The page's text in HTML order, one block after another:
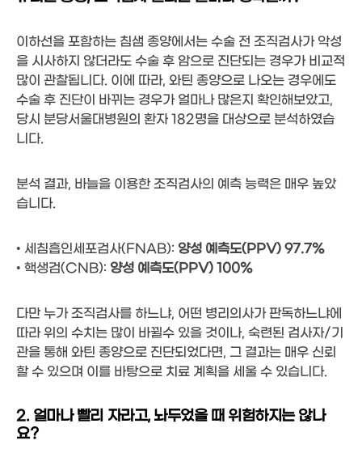
이하선을 포함하는 침샘 종양에서는 수술 전 조직검사가 악성
을 시사하지 않더라도 수술 후 암으로 진단되는 경우가 비교적
많이 관찰됩니다. 이에 따라, 와틴 종양으로 나오는 경우에도
수술 후 진단이 바뀌는 경우가 얼마나 많은지 확인해보았고,
당시 분당서울대병원의 환자 182명을 대상으로 분석하였습
니다.
분석 결과, 바늘을 이용한 조직검사의 예측 능력은 매우 높았
습니다.
• 세침흡인세포검사(FNAB): 양성 예측도(PPV) 97.7%
• 핵생검(CNB): 양성 예측도(PPV) 100%
다만 누가 조직검사를 하느냐, 어떤 병리의사가 판독하느냐에
따라 위의 수치는 많이 바뀔수 있을 것이나, 숙련된 검사자/기
관을 통해 와틴 종양으로 진단되었다면, 그 결과는 매우 신뢰
할 수 있으며 이를 바탕으로 치료 계획을 세울 수 있습니다.
2. 얼마나 빨리 자라고, 놔두었을 때 위험하지는 않나
요?